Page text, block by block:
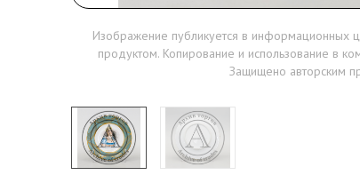
Изображение публикуется в информационных
продуктом. Копирование и использование в
Защищено авторским